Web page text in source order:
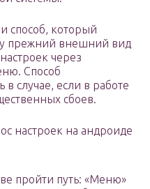
способ, который
прежний внешний вид
через
Способ
в случае, если в работе
сбоев.
настроек на андроиде
пройти путь: «Меню»